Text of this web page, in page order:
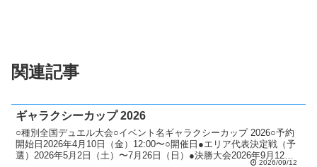
関連記事
ギャラクシーカップ 2026
○種別全国デュエル大会○イベント名ギャラクシーカップ 2026○予約
開始日2026年4月10日（金）12:00〜○開催日●エリア代表決定戦（予
選）2026年5月2日（土）〜7月26日（日）●決勝大会2026年9月12日
2026/09/12